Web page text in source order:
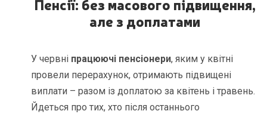
Пенсії: без масового підвищення,
але з доплатами
У червні працюючі пенсіонери, яким у квітні
провели перерахунок, отримають підвищені
виплати – разом із доплатою за квітень і травень.
Йдеться про тих, хто після останнього